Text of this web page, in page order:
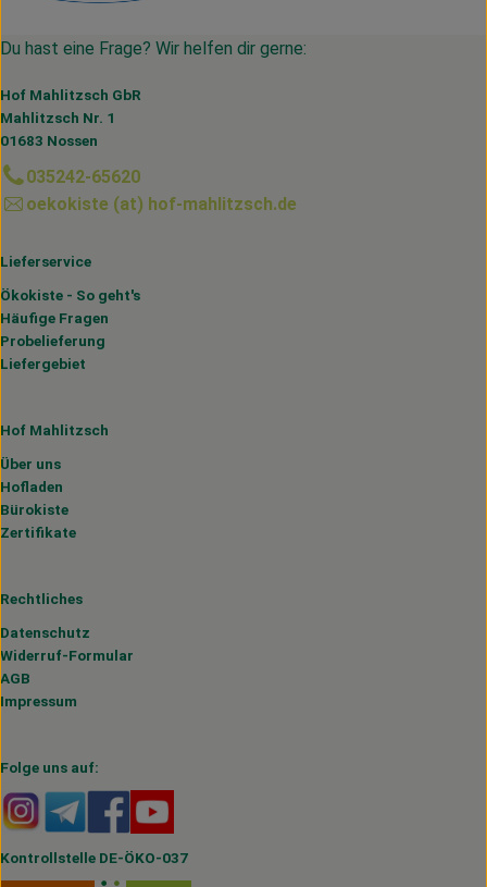
Du hast eine Frage? Wir helfen dir gerne:
Hof Mahlitzsch GbR
Mahlitzsch Nr. 1
01683 Nossen
035242-65620
oekokiste (at) hof-mahlitzsch.de
Lieferservice
Ökokiste - So geht's
Häufige Fragen
Probelieferung
Liefergebiet
Hof Mahlitzsch
Über uns
Hofladen
Bürokiste
Zertifikate
Rechtliches
Datenschutz
Widerruf-Formular
AGB
Impressum
Folge uns auf:
Externer Link zu https://www.instagram.com/
Externer Link zu https://t.me/s/hofmahlitzsch
Externer Link zu https://www.facebook.com/
Kontrollstelle DE-ÖKO-037